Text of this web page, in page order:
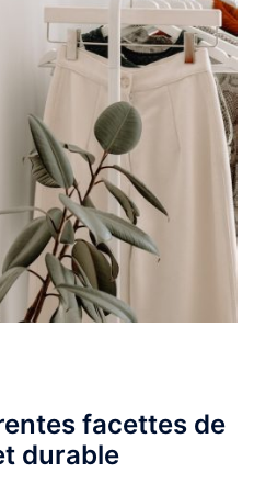
facettes de
durable